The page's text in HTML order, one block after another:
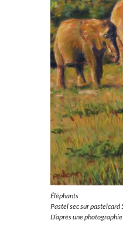
Éléphants
Pastel sec sur
D’après une